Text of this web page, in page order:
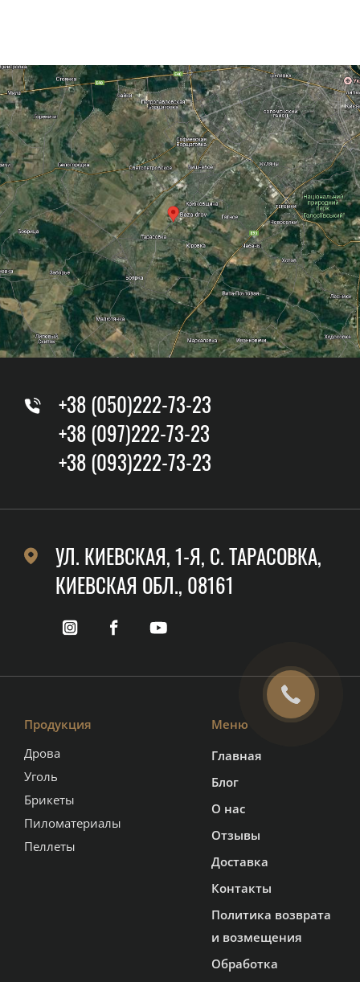
+38 (050)222-73-23
+38 (097)222-73-23
+38 (093)222-73-23
УЛ. КИЕВСКАЯ, 1-Я, C. ТАРАСОВКА,
КИЕВСКАЯ ОБЛ., 08161
Продукция
Дрова
Уголь
Брикеты
Пиломатериалы
Пеллеты
Меню
Главная
Блог
О нас
Отзывы
Доставка
Контакты
Политика возврата
и возмещения
Обработка